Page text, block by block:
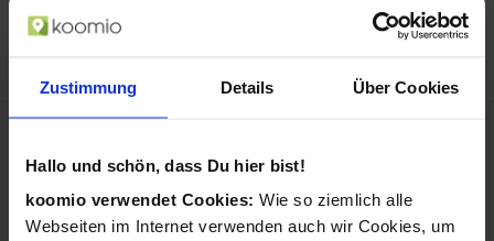
Zustimmung Details Über Cookies
Hallo und schön, dass Du hier bist!
koomio verwendet Cookies: Wie so ziemlich alle
Webseiten im Internet verwenden auch wir Cookies, um
Bosch Plug Compact Smart Plug 2990 W
in Smart Plugs
Preis:258,00 €